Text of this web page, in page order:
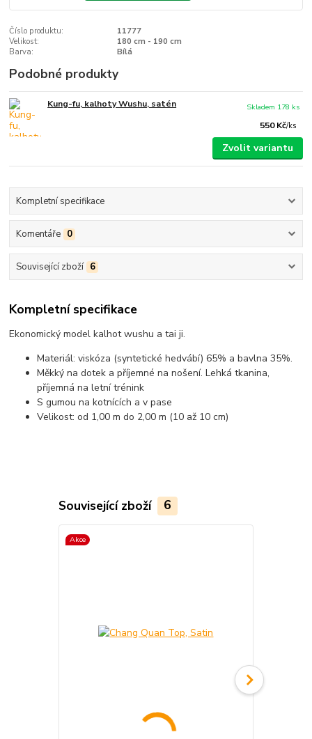
Číslo produktu:
11777
Velikost:
180 cm - 190 cm
Barva:
Bílá
Podobné produkty
Kung-fu, kalhoty Wushu, satén
550 Kč/ks
Skladem 178 ks
Zvolit variantu
Kompletní specifikace
Komentáře 0
Související zboží 6
Kompletní specifikace
Ekonomický model kalhot wushu a tai ji.
Materiál: viskóza (syntetické hedvábí) 65% a bavlna 35%.
Měkký na dotek a příjemné na nošení. Lehká tkanina,
příjemná na letní trénink
S gumou na kotnících a v pase
Velikost: od 1,00 m do 2,00 m (10 až 10 cm)
Související zboží 6
Akce